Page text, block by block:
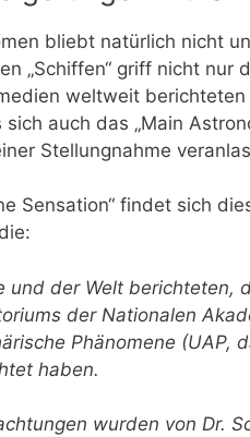
bliebt natürlich nicht
„Schiffen“ griff nicht nur
weltweit
auch das „Main
Stellungnahme
Sensation“ findet sich
und der Welt berichteten,
der Nationalen
Phänomene (UAP,
haben.
wurden von Dr.